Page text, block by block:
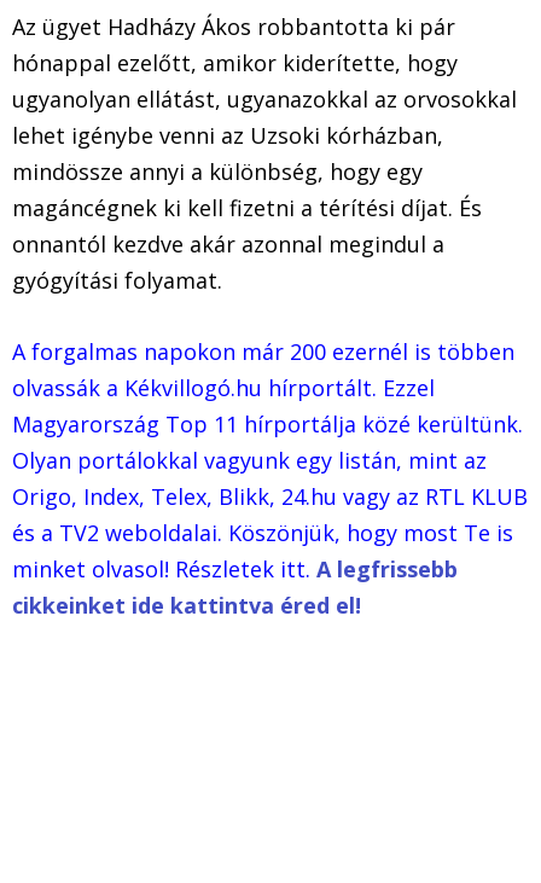
Az ügyet Hadházy Ákos robbantotta ki pár
hónappal ezelőtt, amikor kiderítette, hogy
ugyanolyan ellátást, ugyanazokkal az orvosokkal
lehet igénybe venni az Uzsoki kórházban,
mindössze annyi a különbség, hogy egy
magáncégnek ki kell fizetni a térítési díjat. És
onnantól kezdve akár azonnal megindul a
gyógyítási folyamat.
A forgalmas napokon már 200 ezernél is többen
olvassák a Kékvillogó.hu hírportált. Ezzel
Magyarország Top 11 hírportálja közé kerültünk.
Olyan portálokkal vagyunk egy listán, mint az
Origo, Index, Telex, Blikk, 24.hu vagy az RTL KLUB
és a TV2 weboldalai. Köszönjük, hogy most Te is
minket olvasol! Részletek itt. A legfrissebb
cikkeinket ide kattintva éred el!